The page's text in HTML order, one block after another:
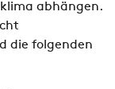
abhängen.
die folgenden